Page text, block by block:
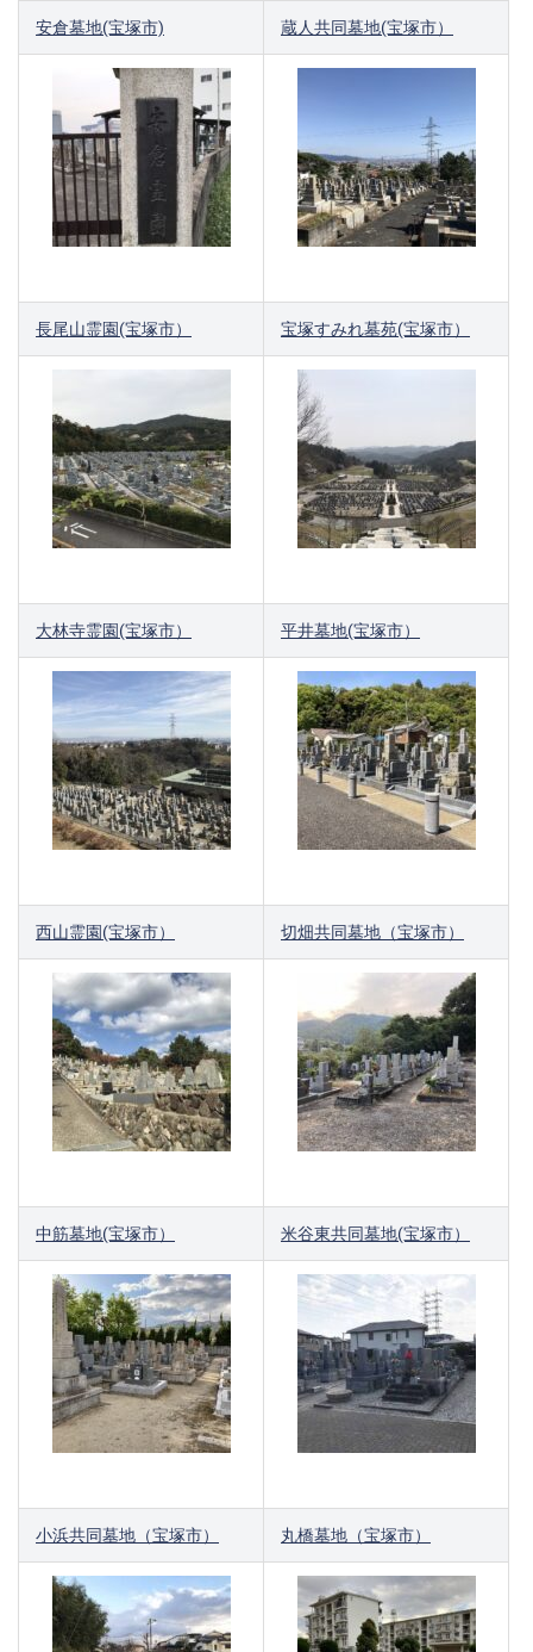
安倉墓地(宝塚市) 蔵人共同墓地(宝塚市）
長尾山霊園(宝塚市） 宝塚すみれ墓苑(宝塚市）
大林寺霊園(宝塚市） 平井墓地(宝塚市）
西山霊園(宝塚市） 切畑共同墓地（宝塚市）
中筋墓地(宝塚市） 米谷東共同墓地(宝塚市）
小浜共同墓地（宝塚市） 丸橋墓地（宝塚市）